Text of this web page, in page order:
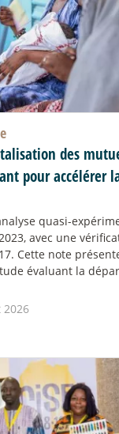
des
pour accélérer
quasi-
avec une
Cette note
évaluant la
2026